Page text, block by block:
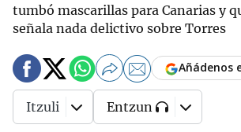
tumbó mascarillas para Canarias y
señala nada delictivo sobre Torres
Añádenos
Itzuli Entzun